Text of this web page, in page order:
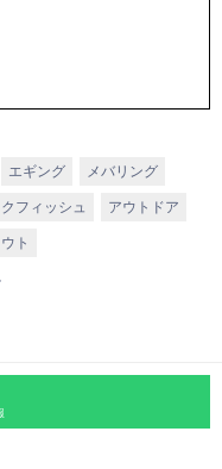
エギング メバリング
フィッシュ アウトドア
ト